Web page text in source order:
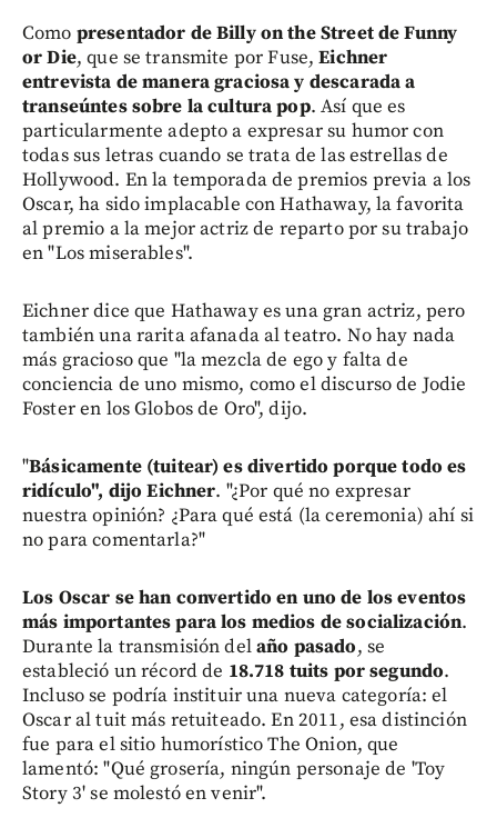
Como presentador de Billy on the Street de Funny
or Die, que se transmite por Fuse,Eichner
entrevista de manera graciosa y descarada a
transeúntes sobre la cultura pop. Así que es
particularmente adepto a expresar su humor con
todas sus letras cuando se trata de las estrellas de
Hollywood. En la temporada de premios previa a los
Oscar, ha sido implacable con Hathaway, la favorita
al premio a la mejor actriz de reparto por su trabajo
en "Los miserables".
Eichner dice que Hathaway es una gran actriz, pero
también una rarita afanada al teatro. No hay nada
más gracioso que "la mezcla de ego y falta de
conciencia de uno mismo, como el discurso de Jodie
Foster en los Globos de Oro", dijo.
"Básicamente (tuitear) es divertido porque todo es
ridículo", dijo Eichner. "¿Por qué no expresar
nuestra opinión? ¿Para qué está (la ceremonia) ahí si
no para comentarla?"
Los Oscar se han convertido en uno de los eventos
más importantes para los medios de socialización.
Durante la transmisión delaño pasado, se
estableció un récord de 18.718 tuits por segundo.
Incluso se podría instituir una nueva categoría: el
Oscar al tuit más retuiteado. En 2011, esa distinción
fue para el sitio humorístico The Onion, que
lamentó: "Qué grosería, ningún personaje de 'Toy
Story 3' se molestó en venir".